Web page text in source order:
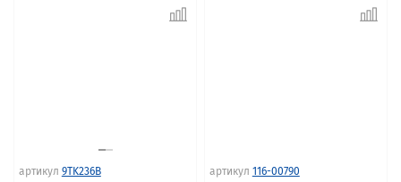
артикул 9TK236B артикул 116-00790